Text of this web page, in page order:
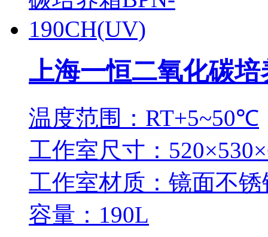
上海一恒二氧化碳
温度范围：RT+5~50℃
工作室尺寸：
工作室材质：镜面不锈
容量：190L